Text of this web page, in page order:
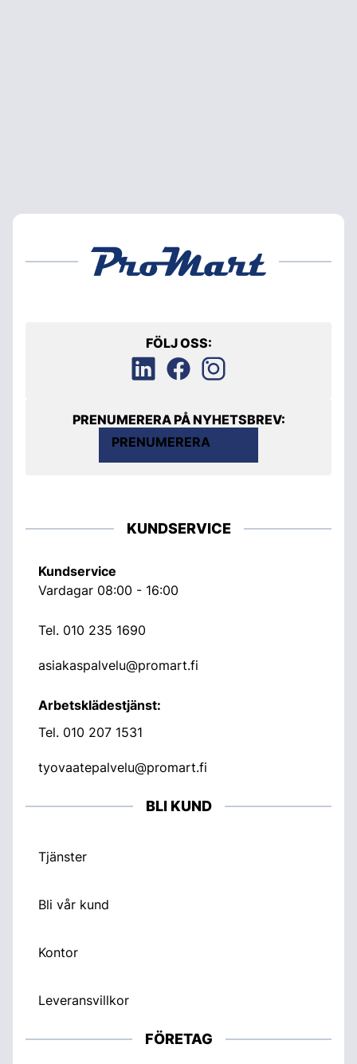
FÖLJ OSS:
PRENUMERERA PÅ NYHETSBREV:
PRENUMERERA
KUNDSERVICE
Kundservice
Vardagar 08:00 - 16:00
Tel. 010 235 1690
asiakaspalvelu@promart.fi
Arbetsklädestjänst:
Tel. 010 207 1531
tyovaatepalvelu@promart.fi
BLI KUND
Tjänster
Bli vår kund
Kontor
Leveransvillkor
FÖRETAG